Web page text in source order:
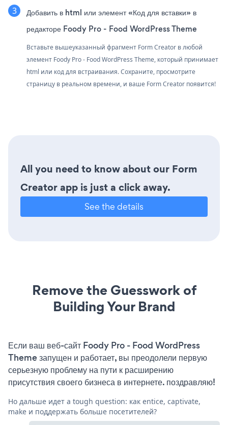
Добавить в html или элемент «Код для вставки» в
редакторе Foody Pro - Food WordPress Theme
Вставьте вышеуказанный фрагмент Form Creator в любой
элемент Foody Pro - Food WordPress Theme, который принимает
html или код для встраивания. Сохраните, просмотрите
страницу в реальном времени, и ваше Form Creator появится!
All you need to know about our Form
Creator app is just a click away.
See the details
Remove the Guesswork of
Building Your Brand
Если ваш веб-сайт Foody Pro - Food WordPress
Theme запущен и работает, вы преодолели первую
серьезную проблему на пути к расширению
присутствия своего бизнеса в интернете. поздравляю!
Но дальше идет a tough question: как entice, captivate,
make и поддержать больше посетителей?